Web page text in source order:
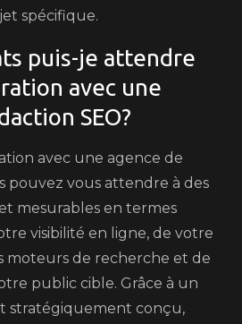
spécifique.
puis-je attendre
avec une
SEO?
avec une agence de
pouvez vous attendre à des
mesurables en termes
visibilité en ligne, de votre
moteurs de recherche et de
public cible. Grâce à un
stratégiquement conçu,